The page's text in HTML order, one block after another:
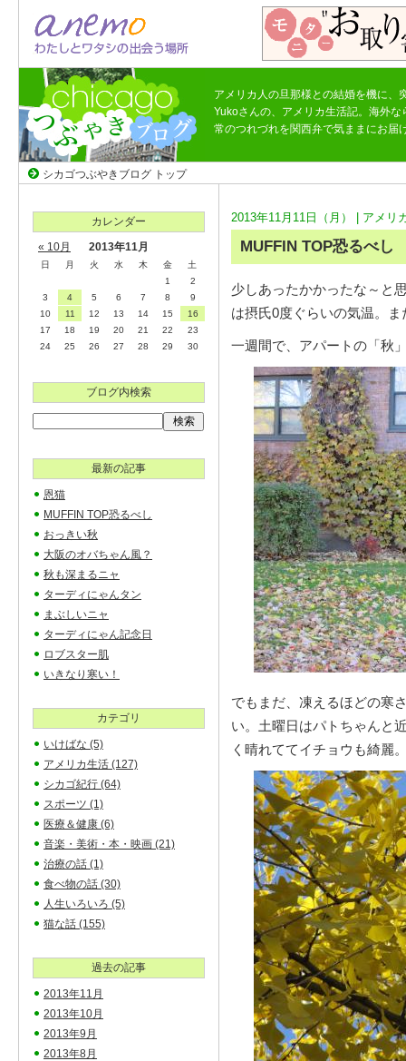
アメリカ人の旦那様との結婚を機に、
Yukoさんの、アメリカ生活記。海外
常のつれづれを関西弁で気ままにお届
シカゴつぶやきブログ トップ
2013年11月11日（月） | アメリ
MUFFIN TOP恐るべし
少しあったかかったな～と
は摂氏0度ぐらいの気温。
一週間で、アパートの「秋
でもまだ、凍えるほどの寒
い。土曜日はパトちゃんと
く晴れててイチョウも綺麗
カレンダー
« 10月
2013年11月
日 月 火 水 木 金
土
1
2
3
4 5 6 7 8
9
10
11 12 13 14 15
16
17
18 19 20 21 22
23
24
25 26 27 28 29 30
ブログ内検索
最新の記事
恩猫
MUFFIN TOP恐るべし
おっきい秋
大阪のオバちゃん風？
秋も深まるニャ
ターディにゃんタン
まぶしいニャ
ターディにゃん記念日
ロブスター肌
いきなり寒い！
カテゴリ
いけばな (5)
アメリカ生活 (127)
シカゴ紀行 (64)
スポーツ (1)
医療＆健康 (6)
音楽・美術・本・映画 (21)
治療の話 (1)
食べ物の話 (30)
人生いろいろ (5)
猫な話 (155)
過去の記事
2013年11月
2013年10月
2013年9月
2013年8月